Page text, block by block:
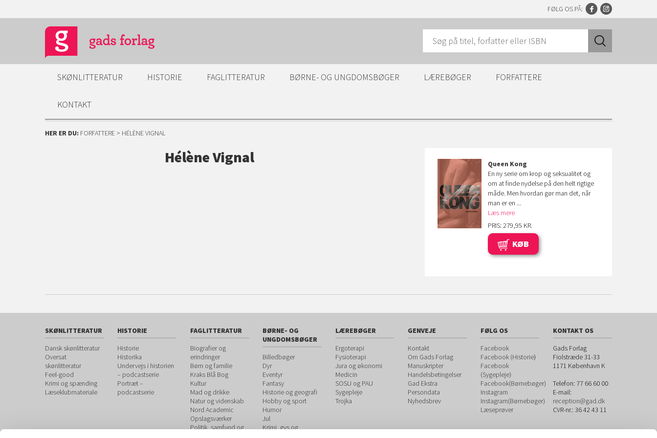
FØLG OS PÅ:
SKØNLITTERATUR HISTORIE FAGLITTERATUR BØRNE- OG UNGDOMSBØGER LÆREBØGER FORFATTERE
KONTAKT
HER ER DU: FORFATTERE > HÉLÈNE VIGNAL
Hélène Vignal
Queen Kong
En ny serie om krop og seksualitet og
om at finde nydelse på den helt rigtige
måde. Men hvordan gør man det, når
man er en ...
Læs mere
PRIS: 279,95 KR.
KØB
SKØNLITTERATUR
Dansk skønlitteratur
Oversat
skønlitteratur
Feel-good
Krimi og spænding
Læseklubmateriale
HISTORIE
Historie
Historika
Undervejs i historien
– podcastserie
Portræt –
podcastserie
FAGLITTERATUR
Biografier og
erindringer
Børn og familie
Kraks Blå Bog
Kultur
Mad og drikke
Natur og videnskab
Nord Academic
Opslagsværker
Politik, samfund og
BØRNE- OG
UNGDOMSBØGER
Billedbøger
Dyr
Eventyr
Fantasy
Historie og geografi
Hobby og sport
Humor
Jul
Krimi, gys og
LÆREBØGER
Ergoterapi
Fysioterapi
Jura og økonomi
Medicin
SOSU og PAU
Sygepleje
Trojka
GENVEJE
Kontakt
Om Gads Forlag
Manuskripter
Handelsbetingelser
Gad Ekstra
Persondata
Nyhedsbrev
FØLG OS
Facebook
Facebook (Historie)
Facebook
(Sygepleje)
Facebook(Børnebøger)
Instagram
Instagram(Børnebøger)
Læseprøver
KONTAKT OS
Gads Forlag
Fiolstræde 31-33
1171 København K
Telefon: 77 66 60 00
E-mail:
reception@gad.dk
CVR-nr.: 36 42 43 11